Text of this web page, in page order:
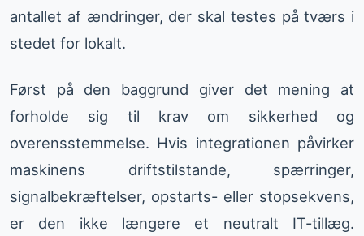
antallet af ændringer, der skal testes på tværs i
stedet for lokalt.
Først på den baggrund giver det mening at
forholde sig til krav om sikkerhed og
overensstemmelse. Hvis integrationen påvirker
maskinens driftstilstande, spærringer,
signalbekræftelser, opstarts- eller stopsekvens,
er den ikke længere et neutralt IT-tillæg.